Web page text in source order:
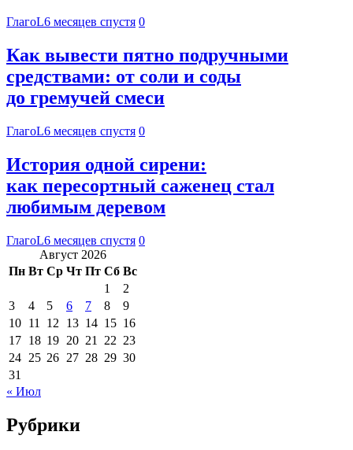
ГлагоL6 месяцев спустя 0
Как вывести пятно подручными
средствами: от соли и соды
до гремучей смеси
ГлагоL6 месяцев спустя 0
История одной сирени:
как пересортный саженец стал
любимым деревом
ГлагоL6 месяцев спустя 0
Август 2026
Пн Вт Ср Чт Пт Сб Вс
1
2
3
4 5 6 7 8
9
10 11 12 13 14 15 16
17 18 19 20 21 22 23
24 25 26 27 28 29 30
31
« Июл
Рубрики